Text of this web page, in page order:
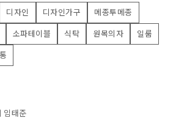
디자인 디자인가구
메종투메종
소파테이블 식탁 원목의자
일룸
임태준